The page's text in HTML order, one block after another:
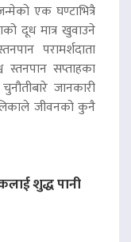
एक घण्टाभित्रै
दूध मात्र खुवाउने
परामर्शदाता
सप्ताहका
जानकारी
जीवनको कुनै
शुद्ध पानी